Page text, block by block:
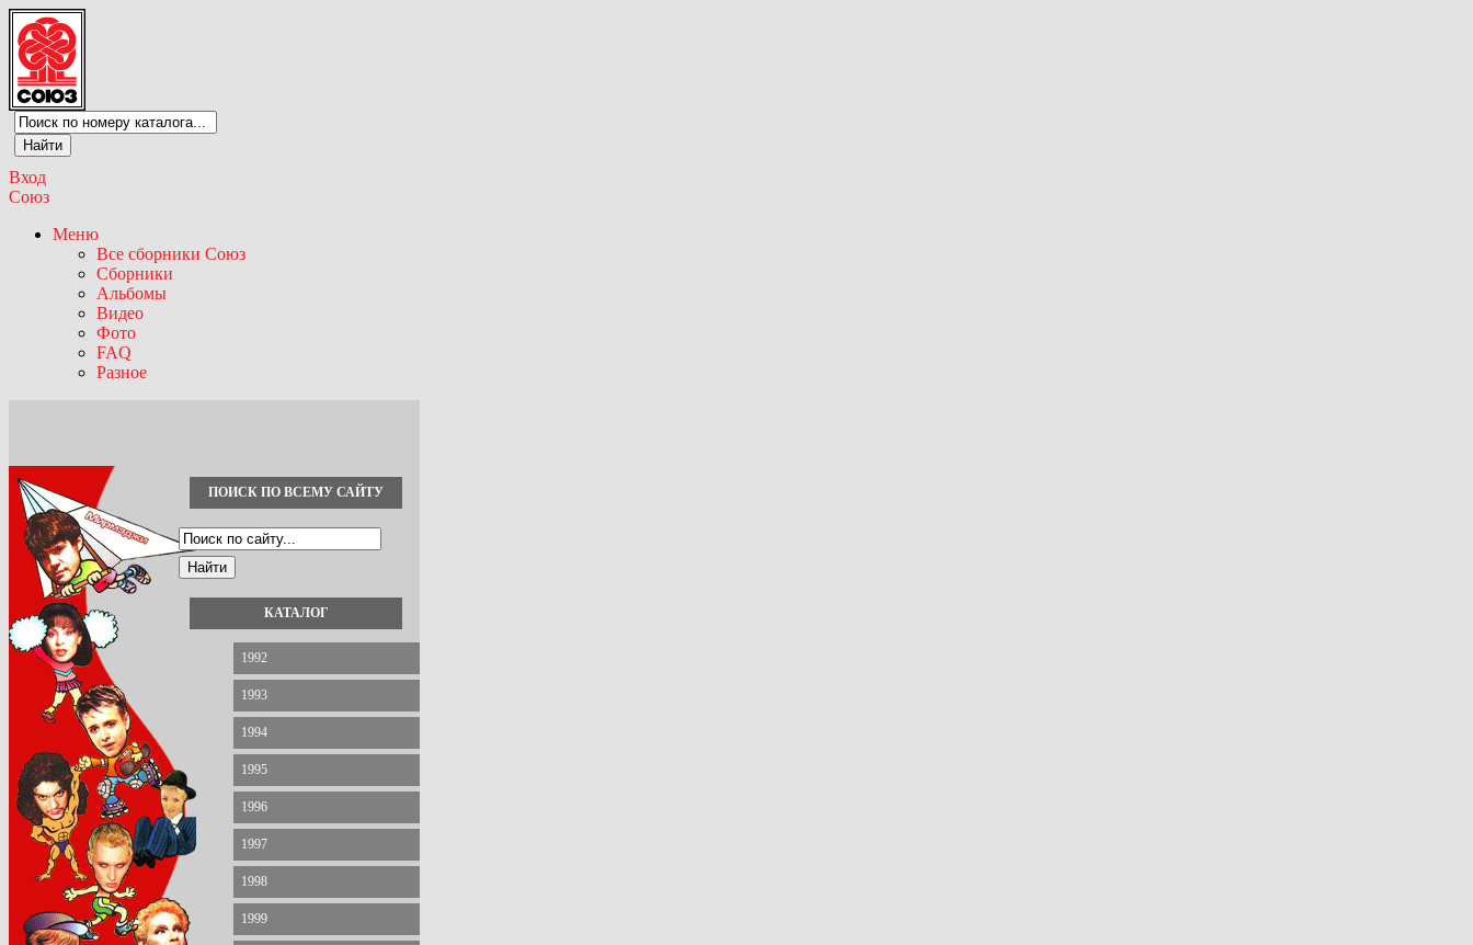
Вход
Союз
Меню
Все сборники Союз
Сборники
Альбомы
Видео
Фото
FAQ
Разное
ПОИСК ПО ВСЕМУ САЙТУ
КАТАЛОГ
1992
1993
1994
1995
1996
1997
1998
1999